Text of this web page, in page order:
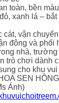
toàn, bền
xanh lá – bắt
cát, vận
động và phối
nhà,
trò chơi dành
cho khu
SEN HỒNG
Ánh)